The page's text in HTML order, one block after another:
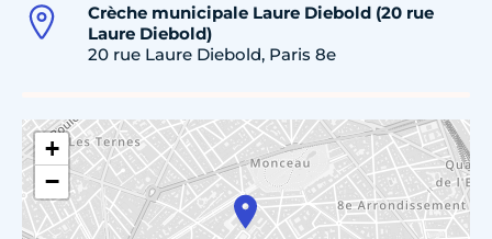
Crèche municipale Laure Diebold (20 rue
Laure Diebold)
20 rue Laure Diebold, Paris 8e
+
−